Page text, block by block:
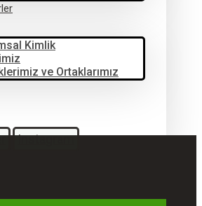
Kimlik
ve Ortaklarımız
Instagram